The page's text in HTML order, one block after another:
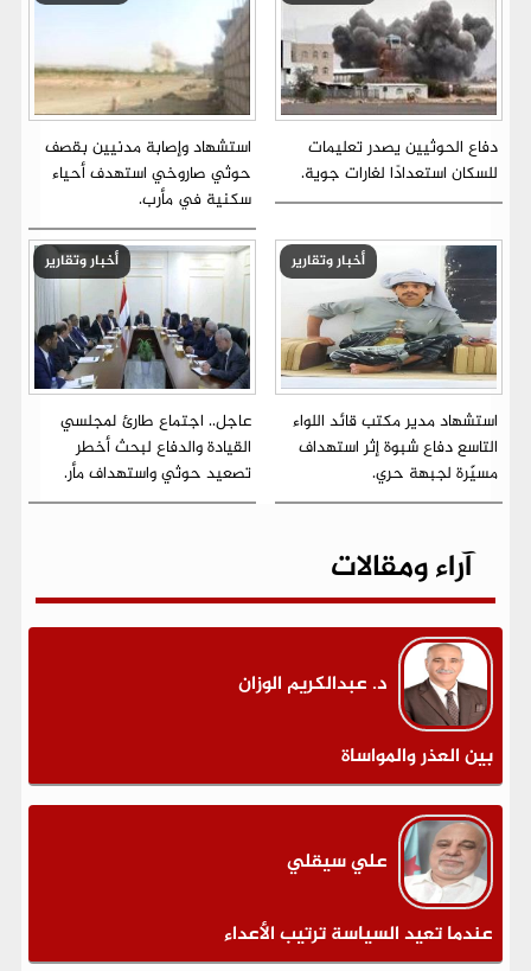
دفاع الحوثيين يصدر تعليمات
للسكان استعدادًا لغارات جوية.
استشهاد وإصابة مدنيين بقصف
حوثي صاروخي استهدف أحياء
سكنية في مأرب.
أخبار وتقارير
استشهاد مدير مكتب قائد اللواء
التاسع دفاع شبوة إثر استهداف
مسيّرة لجبهة حري.
أخبار وتقارير
عاجل.. اجتماع طارئ لمجلسي
القيادة والدفاع لبحث أخطر
تصعيد حوثي واستهداف مأر.
آراء ومقالات
د. عبدالكريم الوزان
بين العذر والمواساة
علي سيقلي
عندما تعيد السياسة ترتيب الأعداء